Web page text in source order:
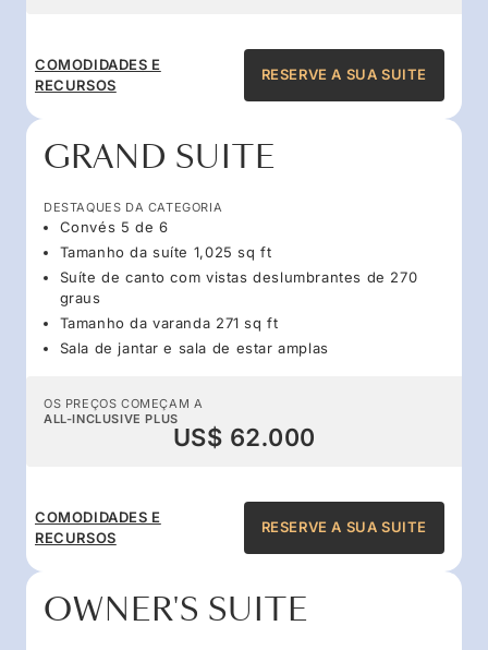
COMODIDADES E
RECURSOS
RESERVE A SUA SUITE
GRAND SUITE
DESTAQUES DA CATEGORIA
Convés 5 de 6
Tamanho da suíte 1,025 sq ft
Suíte de canto com vistas deslumbrantes de 270
graus
Tamanho da varanda 271 sq ft
Sala de jantar e sala de estar amplas
OS PREÇOS COMEÇAM A
ALL-INCLUSIVE PLUS
US$ 62.000
COMODIDADES E
RECURSOS
RESERVE A SUA SUITE
OWNER'S SUITE